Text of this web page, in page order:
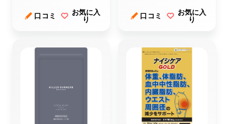
口コミ
お気に入
り
口コミ
お気に入
り